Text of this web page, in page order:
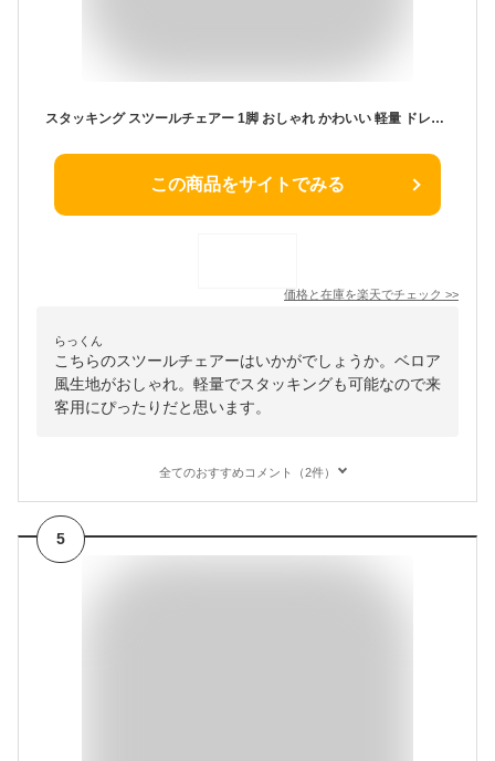
スタッキング スツールチェアー 1脚 おしゃれ かわいい 軽量 ドレッサーチェア ベロア風生地 ゴールド脚 ラウンド型スツール 重ねられる スタッキング椅子 来客用椅子 椅子 イス チェアー 丸 円形 丸型 サロン コンパクト 韓国インテリア 姫系 エレガント 新生活 一人暮らし
この商品をサイトでみる
価格と在庫を楽天でチェック >>
らっくん
こちらのスツールチェアーはいかがでしょうか。ベロア
風生地がおしゃれ。軽量でスタッキングも可能なので来
客用にぴったりだと思います。
全てのおすすめコメント（2件）
5